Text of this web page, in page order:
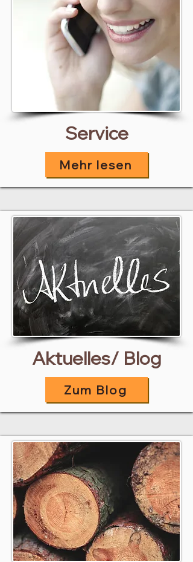
Service
Mehr lesen
Aktuelles/ Blog
Zum Blog